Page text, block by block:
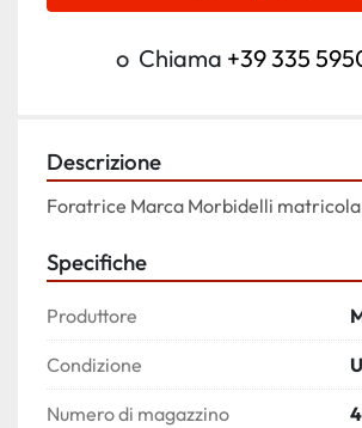
o Chiama +39 335
Descrizione
Foratrice Marca Morbidelli matricola
Specifiche
Produttore
Condizione
Numero di magazzino